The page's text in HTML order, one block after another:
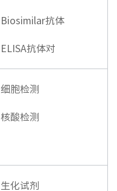
Biosimilar抗体
ELISA抗体对
细胞检测
核酸检测
生化试剂